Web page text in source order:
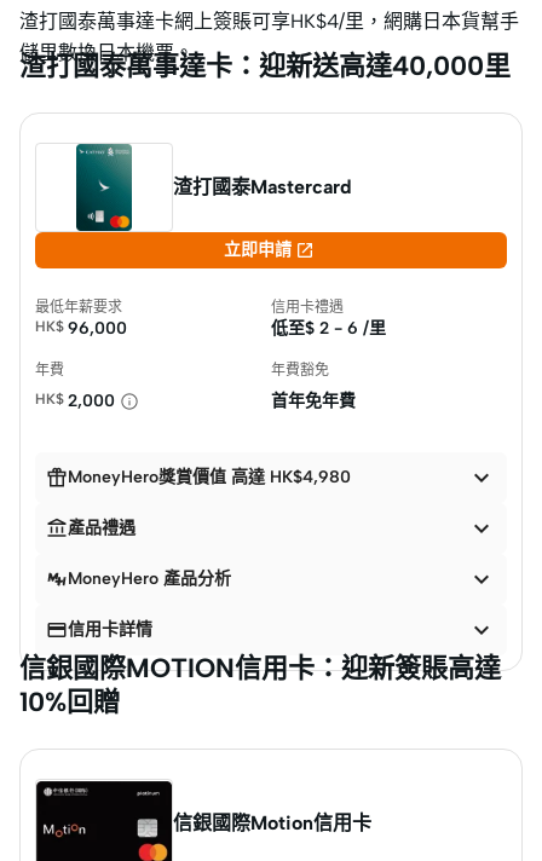
渣打國泰萬事達卡網上簽賬可享HK$4/里，網購日本貨幫手
儲里數換日本機票。
渣打國泰萬事達卡：迎新送高達40,000里
渣打國泰Mastercard
立即申請 
最低年薪要求
HK$ 96,000
信用卡禮遇
低至$ 2 - 6 /里
年費
HK$ 2,000
年費豁免
首年免年費
MoneyHero獎賞價值 高達 HK$4,980 
產品禮遇 
MoneyHero 產品分析 
信用卡詳情 
信銀國際MOTION信用卡：迎新簽賬高達
10%回贈
信銀國際Motion信用卡